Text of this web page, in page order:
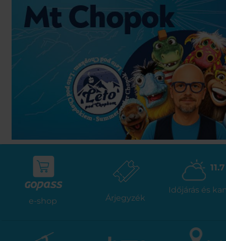
e-shop Árjegyzék
11.7
Időjárás és